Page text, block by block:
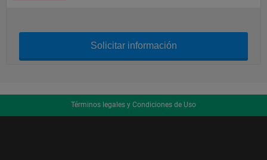
Solicitar información
Términos legales y Condiciones de Uso